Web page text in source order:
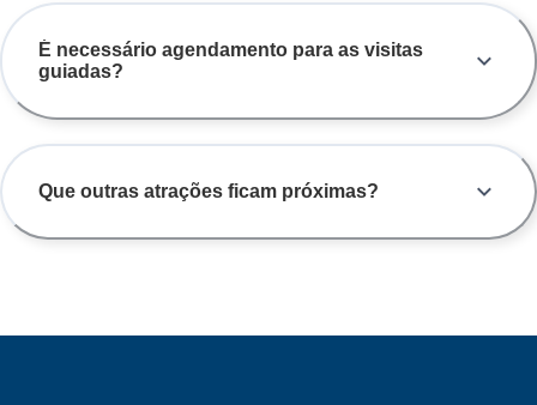
É necessário agendamento para as visitas
guiadas?
Que outras atrações ficam próximas?